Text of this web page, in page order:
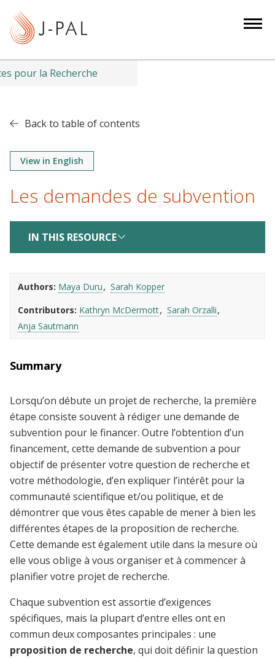
t
pour la Recherche
Back to table of contents
View in English
Les demandes de subvention
IN THIS RESOURCE
Authors Maya Duru
Sarah Kopper
Contributors Kathryn McDermott
Sarah Orzalli
Anja Sautmann
Summary
Lorsqu’on débute un projet de recherche, la première
étape consiste souvent à rédiger une demande de
subvention pour le financer. Outre l’obtention d’un
financement, cette demande de subvention a pour
objectif de présenter votre question de recherche et
votre méthodologie, d’en expliquer l’intérêt pour la
communauté scientifique et/ou politique, et de
démontrer que vous êtes capable de mener à bien les
différentes étapes de la proposition de recherche.
Cette demande est également utile dans la mesure où
elle vous oblige à vous organiser et à commencer à
planifier votre projet de recherche.
Chaque subvention est assortie d’exigences
spécifiques, mais la plupart d’entre elles ont en
commun deux composantes principales : une
proposition de recherche, qui doit définir la question